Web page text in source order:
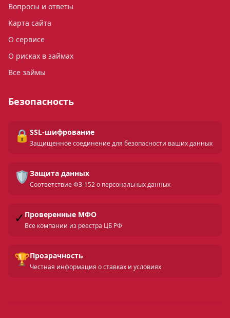
Вопросы и ответы
Карта сайта
О сервисе
О рисках в займах
Все займы
Безопасность
🔒 SSL-шифрование
Защищенное соединение для безопасности ваших данных
🛡️ Защита данных
Соответствие ФЗ-152 о персональных данных
✓ Проверенные МФО
Все компании из реестра ЦБ РФ
🏆Прозрачность
Честная информация о ставках и условиях